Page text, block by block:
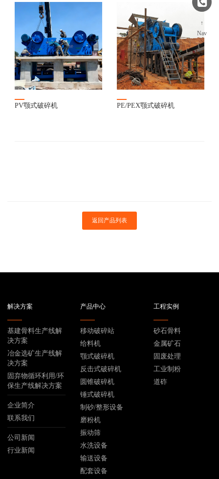
PV颚式破碎机 PE/PEX颚式破碎机
返回产品列表
解决方案
基建骨料生产线解
决方案
冶金选矿生产线解
决方案
固弃物循环利用/环
保生产线解决方案
企业简介
联系我们
公司新闻
行业新闻
产品中心
移动破碎站
给料机
颚式破碎机
反击式破碎机
圆锥破碎机
锤式破碎机
制砂/整形设备
磨粉机
振动筛
水洗设备
输送设备
配套设备
工程实例
砂石骨料
金属矿石
固废处理
工业制粉
道砟
↑
Nav